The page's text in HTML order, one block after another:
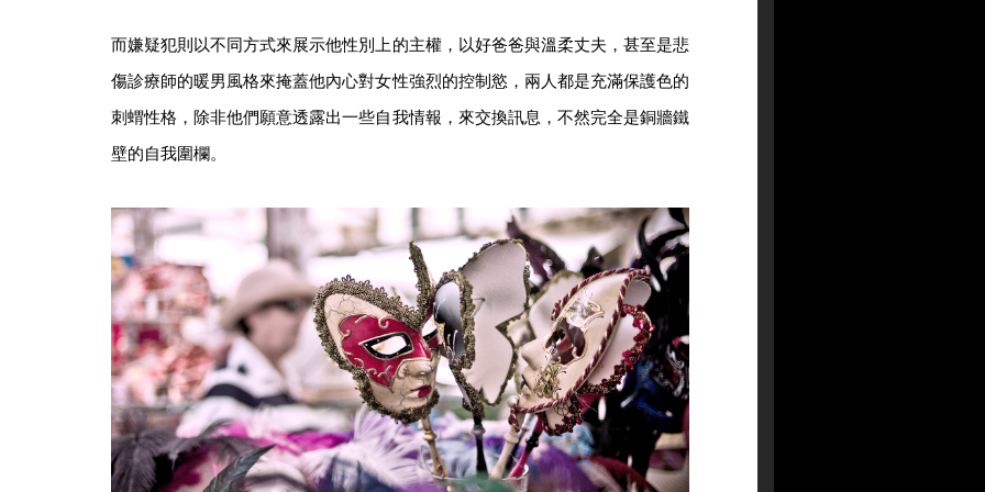
而嫌疑犯則以不同方式來展示他性別上的主權，以好爸爸與溫柔丈夫，甚至是悲
傷診療師的暖男風格來掩蓋他內心對女性強烈的控制慾，兩人都是充滿保護色的
刺蝟性格，除非他們願意透露出一些自我情報，來交換訊息，不然完全是銅牆鐵
壁的自我圍欄。